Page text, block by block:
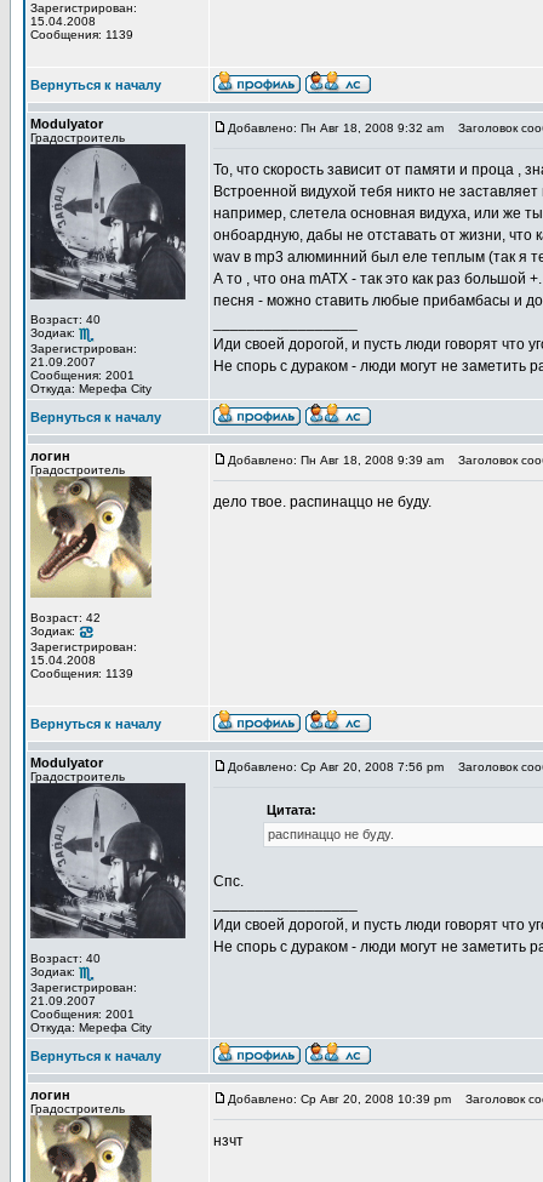
Зарегистрирован:
15.04.2008
Сообщения: 1139
Вернуться к началу
Modulyator
Градостроитель
Возраст: 40
Зодиак:
Зарегистрирован:
21.09.2007
Сообщения: 2001
Откуда: Мерефа City
Добавлено: Пн Авг 18, 2008 9:32 am Заголовок
То, что скорость зависит от памяти и проца ,
Встроенной видухой тебя никто не
например, слетела основная видуха, или же
онбоардную, дабы не отставать от жизни, что
wav в mp3 алюминний был еле теплым (так я
А то , что она mATX - так это как раз большой
песня - можно ставить любые прибамбасы и
Иди своей дорогой, и пусть люди говорят что
Не спорь с дураком - люди могут не
Вернуться к началу
логин
Градостроитель
Возраст: 42
Зодиак:
Зарегистрирован:
15.04.2008
Сообщения: 1139
Добавлено: Пн Авг 18, 2008 9:39 am Заголовок
дело твое. распинаццо не буду.
Вернуться к началу
Modulyator
Градостроитель
Возраст: 40
Зодиак:
Зарегистрирован:
21.09.2007
Сообщения: 2001
Откуда: Мерефа City
Добавлено: Ср Авг 20, 2008 7:56 pm Заголовок
Цитата:
распинаццо не буду.
Спс.
Иди своей дорогой, и пусть люди говорят что
Не спорь с дураком - люди могут не
Вернуться к началу
логин
Градостроитель
Добавлено: Ср Авг 20, 2008 10:39 pm Заголовок
нзчт